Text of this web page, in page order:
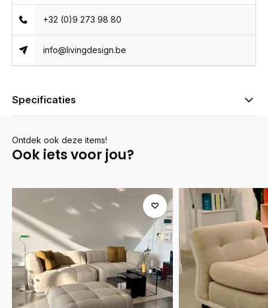
+32 (0)9 273 98 80
info@livingdesign.be
Specificaties
Ontdek ook deze items!
Ook iets voor jou?